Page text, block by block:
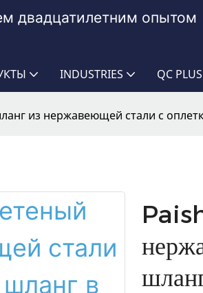
двадцатилетним опытом
INDUSTRIES QC PLUS
из нержавеющей стали с